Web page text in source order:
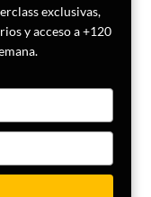
Mission
en la Era
exclusivas,
y acceso a +120